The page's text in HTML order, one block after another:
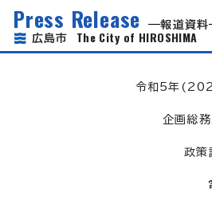
Press Release
報道資料
広島市 The City of HIROSHIMA
令和5年
企画総
政策